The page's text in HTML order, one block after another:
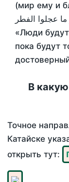
(мир ему и
عجلوا الفطر
«Люди
пока будут
В
Точное
Катайске
открыть тут: